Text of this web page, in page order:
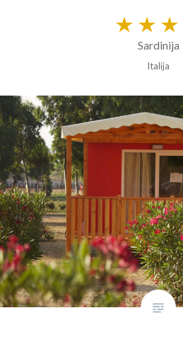
Sardinija
Italija